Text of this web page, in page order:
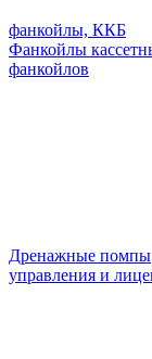
фанкойлы, ККБ
Фанкойлы
фанкойлов
Дренажные помпы
управления и